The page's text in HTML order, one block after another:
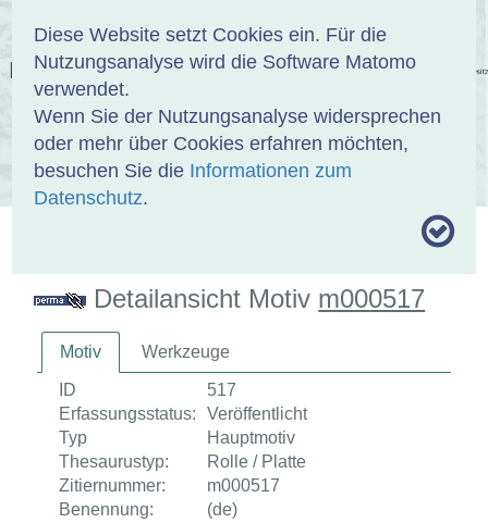
Diese Website setzt Cookies ein. Für die
Nutzungsanalyse wird die Software Matomo
verwendet.
Wenn Sie der Nutzungsanalyse widersprechen
oder mehr über Cookies erfahren möchten,
besuchen Sie die Informationen zum
Datenschutz.
EINBANDDATENBANK
ÜBER UNS SAMMLUNGEN SUCHE
Detailansicht Motiv m000517
Motiv Werkzeuge
ID
517
Erfassungsstatus:
Veröffentlicht
Typ
Hauptmotiv
Thesaurustyp:
Rolle / Platte
Zitiernummer:
m000517
Benennung:
(de)